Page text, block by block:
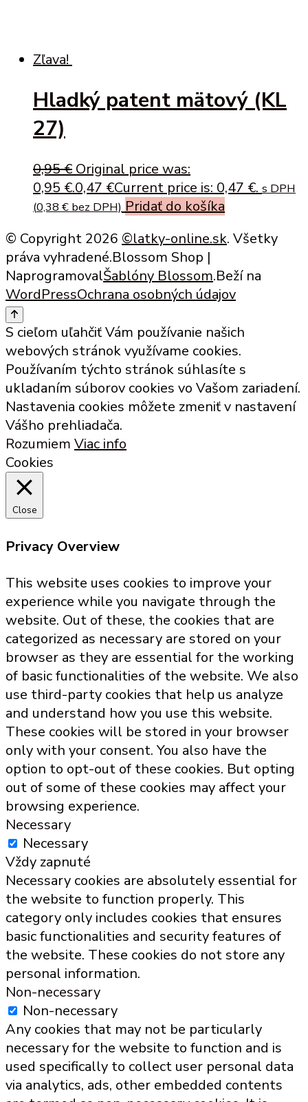
Zľava!
Hladký patent mätový (KL
27)
0,95€ Original price was:
0,95 €.0,47 €Current price is: 0,47 €. s DPH
(0,38 € bez DPH) Pridať do košíka
© Copyright 2026 ©latky-online.sk. Všetky
práva vyhradené.Blossom Shop |
NaprogramovalŠablóny Blossom.Beží na
WordPressOchrana osobných údajov
S cieľom uľahčiť Vám používanie našich
webových stránok využívame cookies.
Používaním týchto stránok súhlasíte s
ukladaním súborov cookies vo Vašom zariadení.
Nastavenia cookies môžete zmeniť v nastavení
Vášho prehliadača.
Rozumiem Viac info
Cookies
Close
Privacy Overview
This website uses cookies to improve your
experience while you navigate through the
website. Out of these, the cookies that are
categorized as necessary are stored on your
browser as they are essential for the working
of basic functionalities of the website. We also
use third-party cookies that help us analyze
and understand how you use this website.
These cookies will be stored in your browser
only with your consent. You also have the
option to opt-out of these cookies. But opting
out of some of these cookies may affect your
browsing experience.
Necessary
Necessary
Vždy zapnuté
Necessary cookies are absolutely essential for
the website to function properly. This
category only includes cookies that ensures
basic functionalities and security features of
the website. These cookies do not store any
personal information.
Non-necessary
Non-necessary
Any cookies that may not be particularly
necessary for the website to function and is
used specifically to collect user personal data
via analytics, ads, other embedded contents